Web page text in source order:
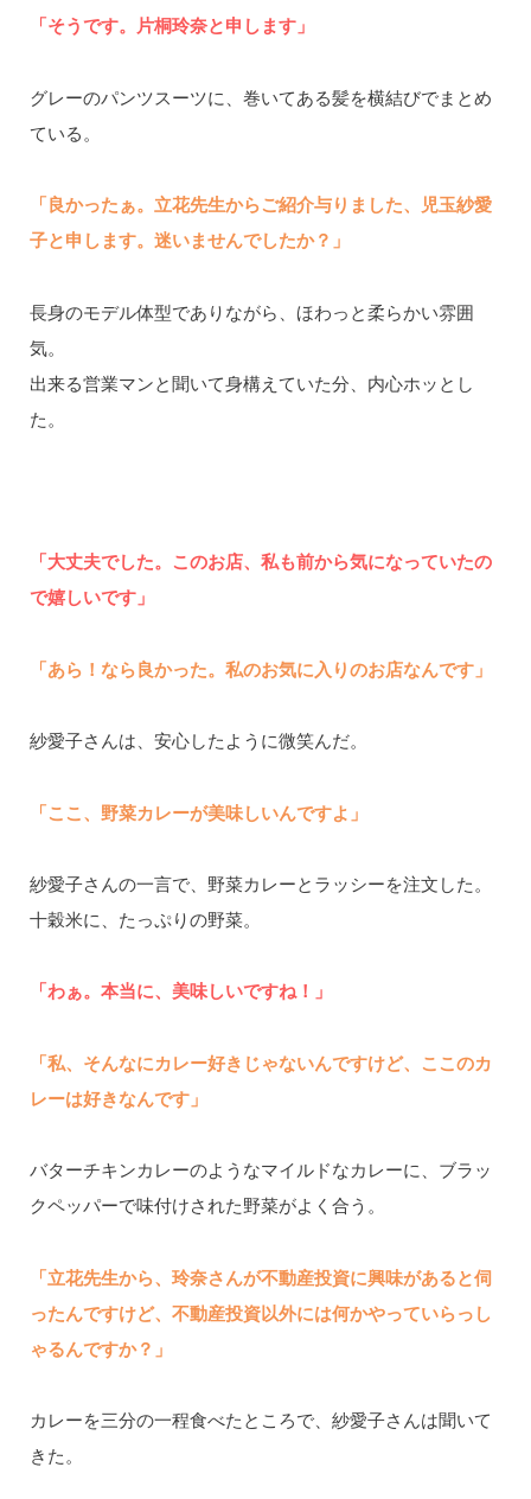
「そうです。片桐玲奈と申します」
グレーのパンツスーツに、巻いてある髪を横結びでまとめ
ている。
「良かったぁ。立花先生からご紹介与りました、児玉紗愛
子と申します。迷いませんでしたか？」
長身のモデル体型でありながら、ほわっと柔らかい雰囲
気。
出来る営業マンと聞いて身構えていた分、内心ホッとし
た。
「大丈夫でした。このお店、私も前から気になっていたの
で嬉しいです」
「あら！なら良かった。私のお気に入りのお店なんです」
紗愛子さんは、安心したように微笑んだ。
「ここ、野菜カレーが美味しいんですよ」
紗愛子さんの一言で、野菜カレーとラッシーを注文した。
十穀米に、たっぷりの野菜。
「わぁ。本当に、美味しいですね！」
「私、そんなにカレー好きじゃないんですけど、ここのカ
レーは好きなんです」
バターチキンカレーのようなマイルドなカレーに、ブラッ
クペッパーで味付けされた野菜がよく合う。
「立花先生から、玲奈さんが不動産投資に興味があると伺
ったんですけど、不動産投資以外には何かやっていらっし
ゃるんですか？」
カレーを三分の一程食べたところで、紗愛子さんは聞いて
きた。